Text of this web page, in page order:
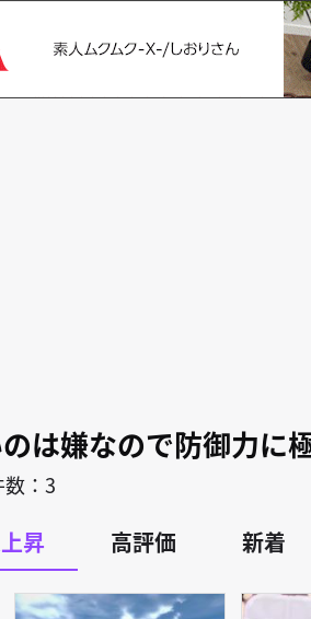
は嫌なので防御力に
：3
昇 高評価 新着